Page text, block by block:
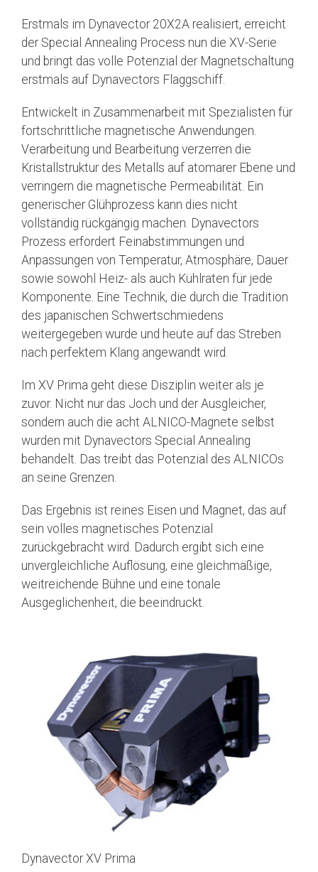
Erstmals im Dynavector 20X2A realisiert, erreicht
der Special Annealing Process nun die XV-Serie
und bringt das volle Potenzial der Magnetschaltung
erstmals auf Dynavectors Flaggschiff.
Entwickelt in Zusammenarbeit mit Spezialisten für
fortschrittliche magnetische Anwendungen.
Verarbeitung und Bearbeitung verzerren die
Kristallstruktur des Metalls auf atomarer Ebene und
verringern die magnetische Permeabilität. Ein
generischer Glühprozess kann dies nicht
vollständig rückgängig machen. Dynavectors
Prozess erfordert Feinabstimmungen und
Anpassungen von Temperatur, Atmosphäre, Dauer
sowie sowohl Heiz- als auch Kühlraten für jede
Komponente. Eine Technik, die durch die Tradition
des japanischen Schwertschmiedens
weitergegeben wurde und heute auf das Streben
nach perfektem Klang angewandt wird.
Im XV Prima geht diese Disziplin weiter als je
zuvor. Nicht nur das Joch und der Ausgleicher,
sondern auch die acht ALNICO-Magnete selbst
wurden mit Dynavectors Special Annealing
behandelt. Das treibt das Potenzial des ALNICOs
an seine Grenzen.
Das Ergebnis ist reines Eisen und Magnet, das auf
sein volles magnetisches Potenzial
zurückgebracht wird. Dadurch ergibt sich eine
unvergleichliche Auflösung, eine gleichmäßige,
weitreichende Bühne und eine tonale
Ausgeglichenheit, die beeindruckt.
Dynavector XV Prima